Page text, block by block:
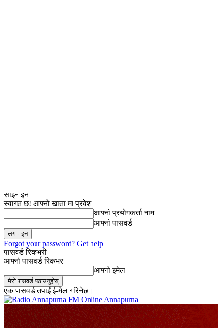
साइन इन
स्वागत छ! आफ्नो खाता मा प्रवेश
आफ्नो प्रयोगकर्ता नाम
आफ्नो पासवर्ड
Forgot your password? Get help
पासवर्ड रिकभरी
आफ्नो पासवर्ड रिकभर
आफ्नो इमेल
एक पासवर्ड तपाईं ई-मेल गरिनेछ।
Online Annapurna